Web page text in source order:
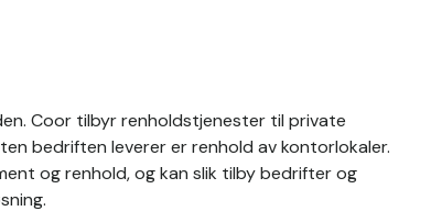
Coor tilbyr renholdstjenester til private
bedriften leverer er renhold av kontorlokaler.
og renhold, og kan slik tilby bedrifter og